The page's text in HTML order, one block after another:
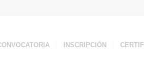
INSCRIPCIÓN